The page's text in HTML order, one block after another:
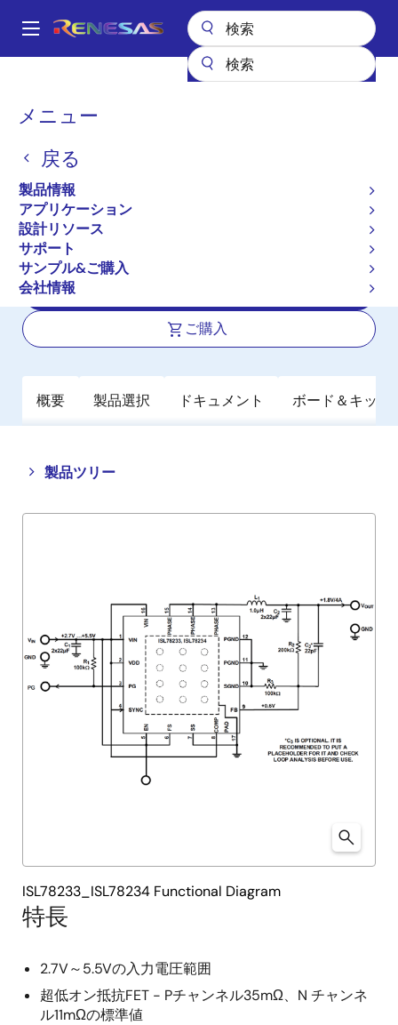
ン
Main
メニュー
戻る
製品情報
アプリケーション
設計リソース
サポート
サンプル&ご購入
会社情報
パ
く
ず
パワー & パワーマネジメント
DC/DCコンバータ
ISL78234
ISL78234
アクティブ
4Aコンパクト同期整流型降圧レギュレ
ータ
ご購入
概要 製品選択 ドキュメント ボード＆キット
製品ツリー
Close
tree
Open
tree
特長
2.7V～5.5Vの入力電圧範囲
超低オン抵抗FET - Pチャンネル35mΩ、N チャンネ
ル11mΩの標準値
ISL78233_ISL78234 Functional Diagram